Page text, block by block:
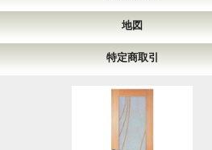
地図
特定商取引